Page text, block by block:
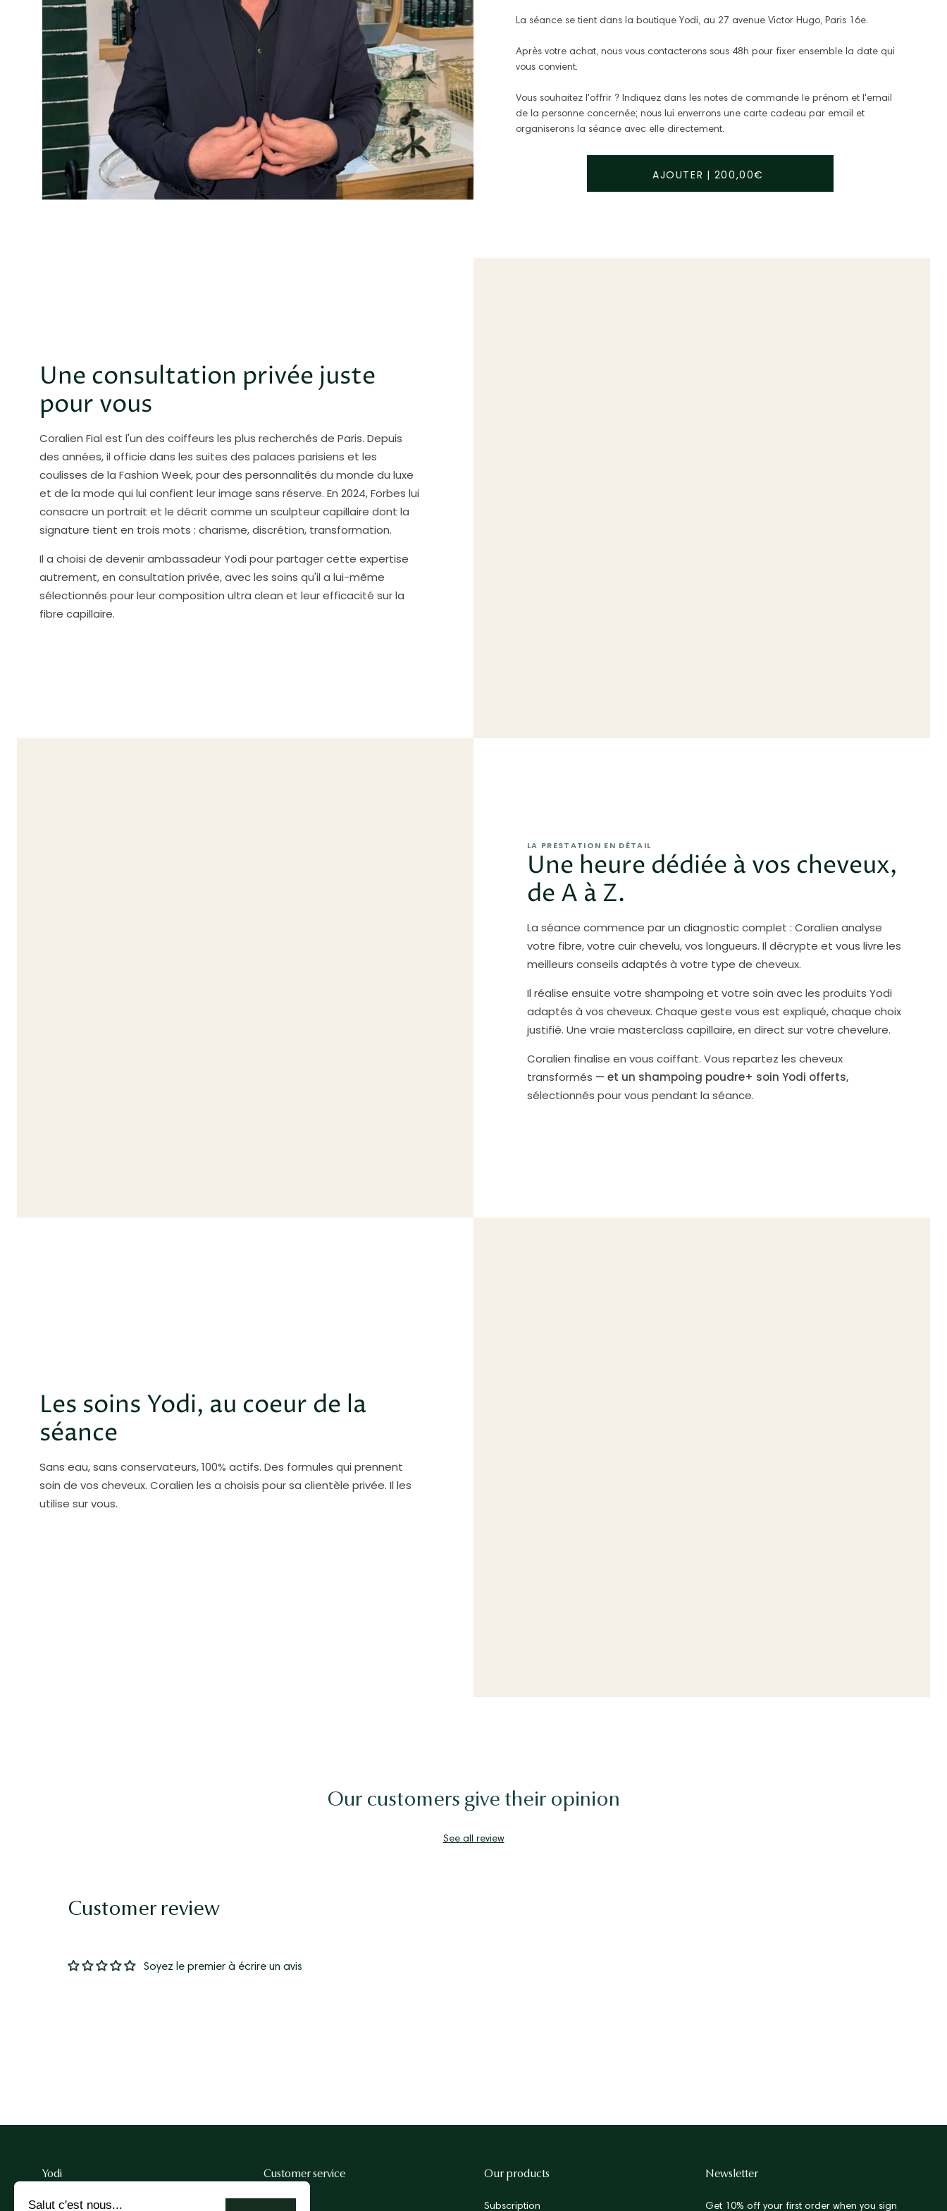
Salut c'est nous...
La séance se tient dans la boutique Yodi, au 27 avenue Victor Hugo, Paris 16e.
Après votre achat, nous vous contacterons sous 48h pour fixer ensemble la date qui
vous convient.
Vous souhaitez l'offrir ? Indiquez dans les notes de commande le prénom et l'email
de la personne concernée; nous lui enverrons une carte cadeau par email et
organiserons la séance avec elle directement.
AJOUTER | 200,00€
Une consultation privée juste
pour vous
Coralien Fial est l'un des coiffeurs les plus recherchés de Paris. Depuis
des années, il officie dans les suites des palaces parisiens et les
coulisses de la Fashion Week, pour des personnalités du monde du luxe
et de la mode qui lui confient leur image sans réserve. En 2024, Forbes lui
consacre un portrait et le décrit comme un sculpteur capillaire dont la
signature tient en trois mots : charisme, discrétion, transformation.
Il a choisi de devenir ambassadeur Yodi pour partager cette expertise
autrement, en consultation privée, avec les soins qu'il a lui-même
sélectionnés pour leur composition ultra clean et leur efficacité sur la
fibre capillaire.
LA PRESTATION EN DÉTAIL
Une heure dédiée à vos cheveux,
de A à Z.
La séance commence par un diagnostic complet : Coralien analyse
votre fibre, votre cuir chevelu, vos longueurs. Il décrypte et vous livre les
meilleurs conseils adaptés à votre type de cheveux.
Il réalise ensuite votre shampoing et votre soin avec les produits Yodi
adaptés à vos cheveux. Chaque geste vous est expliqué, chaque choix
justifié. Une vraie masterclass capillaire, en direct sur votre chevelure.
Coralien finalise en vous coiffant. Vous repartez les cheveux
transformés — et un shampoing poudre+ soin Yodi offerts,
sélectionnés pour vous pendant la séance.
Les soins Yodi, au coeur de la
séance
Sans eau, sans conservateurs, 100% actifs. Des formules qui prennent
soin de vos cheveux. Coralien les a choisis pour sa clientèle privée. Il les
utilise sur vous.
Our customers give their opinion
See all review
Customer review
Soyez le premier à écrire un avis
Yodi
The brand
Customer service Our products
Subscription
Newsletter
Get 10% off your first order when you sign